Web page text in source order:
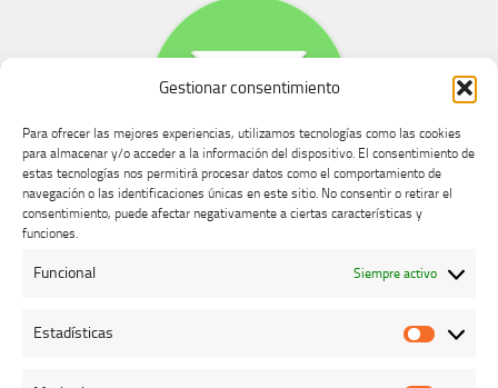
Gestionar consentimiento
Para ofrecer las mejores experiencias, utilizamos tecnologías como las cookies
para almacenar y/o acceder a la información del dispositivo. El consentimiento de
estas tecnologías nos permitirá procesar datos como el comportamiento de
navegación o las identificaciones únicas en este sitio. No consentir o retirar el
consentimiento, puede afectar negativamente a ciertas características y
funciones.
Funcional Siempre activo
Estadísticas
Buzón de dudas, quejas y sugerencias